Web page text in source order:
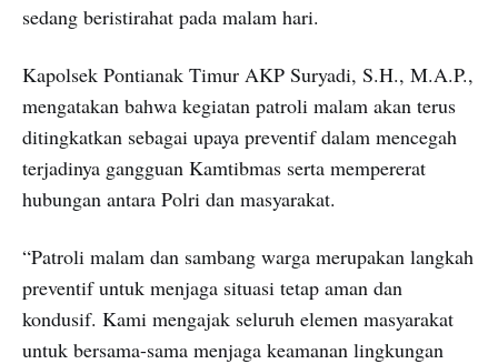
sedang beristirahat pada malam hari.
Kapolsek Pontianak Timur AKP Suryadi, S.H., M.A.P.,
mengatakan bahwa kegiatan patroli malam akan terus
ditingkatkan sebagai upaya preventif dalam mencegah
terjadinya gangguan Kamtibmas serta mempererat
hubungan antara Polri dan masyarakat.
“Patroli malam dan sambang warga merupakan langkah
preventif untuk menjaga situasi tetap aman dan
kondusif. Kami mengajak seluruh elemen masyarakat
untuk bersama-sama menjaga keamanan lingkungan